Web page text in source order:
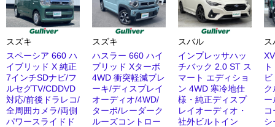
スズキ
スペーシア 660 ハ
イブリッド X 純正
7インチSDナビ/フ
ルセグTV/CDDVD
対応/前後ドラレコ/
全周囲カメラ/両側
パワースライドド
スズキ
ハスラー 660 ハイ
ブリッド Xターボ
4WD 衝突軽減ブレ
ーキ/ディスプレイ
オーディオ/4WD/
ターボ/レーダーク
ルーズコントロー
スバル
インプレッサハッ
チバック 2.0 ST ス
マート エディショ
ン 4WD 寒冷地仕
様・純正ディスプ
レイオーディオ・
社外ビルトイン
ス
ク